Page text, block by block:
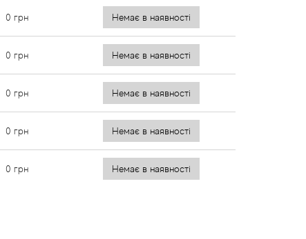
0 грн Немає в наявності
0 грн Немає в наявності
0 грн Немає в наявності
0 грн Немає в наявності
0 грн Немає в наявності